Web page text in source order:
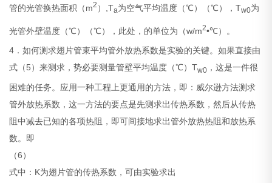
管的光管换热面积（m2 ）,Ta为空气平均温度（℃）（℃），Tw0为
光管外壁温度（℃）（℃），此处， 的单位为（w/m2•℃）。
4．如何测求翅片管束平均管外放热系数是实验的关键。如果直接由
式（5）来测求 ，势必要测量管壁平均温度（℃）Tw0 ，这是一件很
困难的任务。应用一种工程上更通用的方法，即：威尔逊方法测求
管外放热系数，这一方法的要点是先测求出传热系数，然后从传热
阻中减去已知的各项热阻，即可间接地求出管外放热热阻和放热系
数。即
（6）
式中：K为翅片管的传热系数，可由实验求出